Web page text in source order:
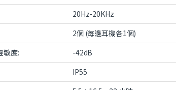
20Hz-20KHz
2個 (每邊耳機各1個)
敏度:
-42dB
IP55